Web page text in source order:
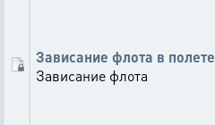
Зависание флота в полете
Зависание флота